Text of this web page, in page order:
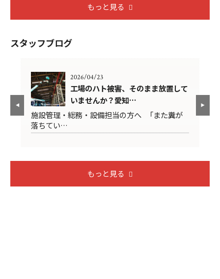
もっと見る
スタッフブログ
2026/04/23
工場のハト被害、そのまま放置して
いませんか？愛知…
施設管理・総務・設備担当の方へ 「また糞が
落ちてい…
もっと見る